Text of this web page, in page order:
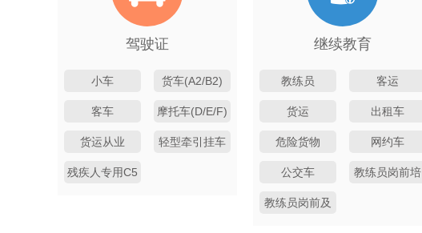
驾驶证
小车
(C1/C2/C3)
货车(A2/B2)
客车
(A1/A3/B1)
摩托车(D/E/F)
货运从业
(A2/B2)
轻型牵引挂车
残疾人专用C5
继续教育
教练员 客运
货运 出租车
危险货物 网约车
公交车
教练员岗前培
教练员岗前及